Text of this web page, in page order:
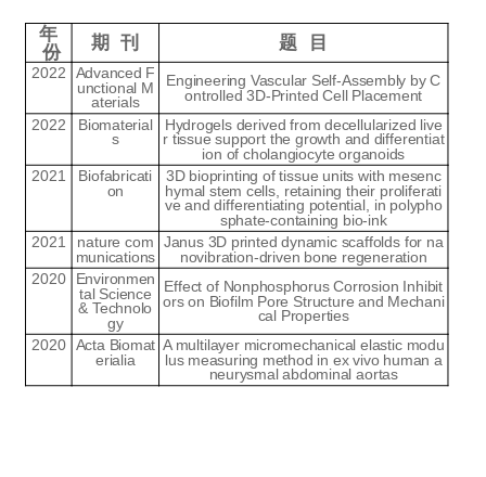
年
份
期 刊 题 目
2022
Advanced F
unctional M
aterials
Engineering Vascular Self-Assembly by C
ontrolled 3D-Printed Cell Placement
2022
Biomaterial
s
Hydrogels derived from decellularized live
r tissue support the growth and differentiat
ion of cholangiocyte organoids
2021
Biofabricati
on
3D bioprinting of tissue units with mesenc
hymal stem cells, retaining their proliferati
ve and differentiating potential, in polypho
sphate-containing bio-ink
2021
nature com
munications
Janus 3D printed dynamic scaffolds for na
novibration-driven bone regeneration
2020
Environmen
tal Science
& Technolo
gy
Effect of Nonphosphorus Corrosion Inhibit
ors on Biofilm Pore Structure and Mechani
cal Properties
2020
Acta Biomat
erialia
A multilayer micromechanical elastic modu
lus measuring method in ex vivo human a
neurysmal abdominal aortas